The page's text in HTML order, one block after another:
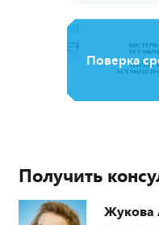
Поверка
Получить
Жукова